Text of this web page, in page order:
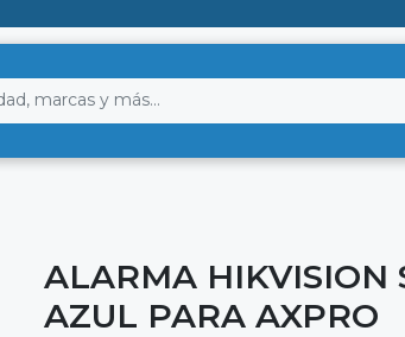
ALARMA HIKVISION
AZUL PARA AXPRO